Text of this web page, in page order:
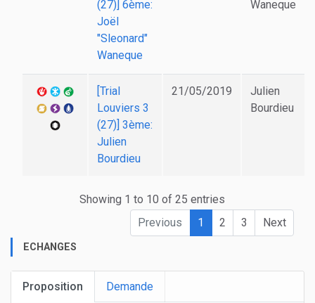
(27)] 6ème:
Joël
"Sleonard"
Waneque
Waneque
[Trial
Louviers 3
(27)] 3ème:
Julien
Bourdieu
21/05/2019
Julien
Bourdieu
Showing 1 to 10 of 25 entries
Previous
1 2 3 Next
ECHANGES
Proposition Demande